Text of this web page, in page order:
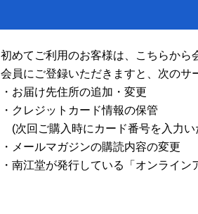
初めてご利用のお客様は、こちらから
会員にご登録いただきますと、次のサ
・お届け先住所の追加・変更
・クレジットカード情報の保管
(次回ご購入時にカード番号を入力
・メールマガジンの購読内容の変更
・南江堂が発行している「オンライ